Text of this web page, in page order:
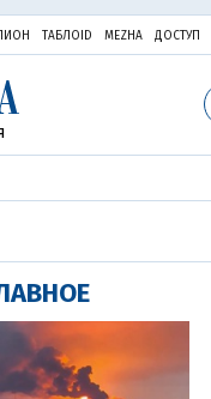
ТАБЛОID MEZHA ДОСТУП